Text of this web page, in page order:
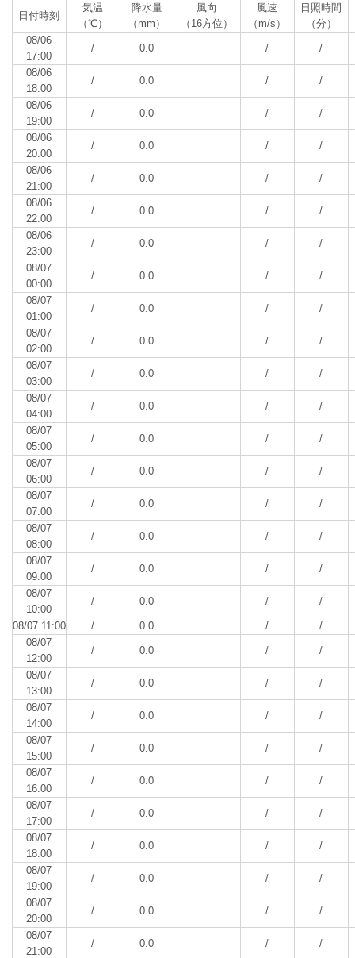
日付時刻
気温
（℃）
降水量
（mm）
風向
（16方位）
風速
（m/s）
日照時間
（分）
08/06
17:00
/ 0.0 / /
08/06
18:00
/ 0.0 / /
08/06
19:00
/ 0.0 / /
08/06
20:00
/ 0.0 / /
08/06
21:00
/ 0.0 / /
08/06
22:00
/ 0.0 / /
08/06
23:00
/ 0.0 / /
08/07
00:00
/ 0.0 / /
08/07
01:00
/ 0.0 / /
08/07
02:00
/ 0.0 / /
08/07
03:00
/ 0.0 / /
08/07
04:00
/ 0.0 / /
08/07
05:00
/ 0.0 / /
08/07
06:00
/ 0.0 / /
08/07
07:00
/ 0.0 / /
08/07
08:00
/ 0.0 / /
08/07
09:00
/ 0.0 / /
08/07
10:00
/ 0.0 / /
08/07 11:00 / 0.0 /
/
08/07
12:00
/ 0.0 / /
08/07
13:00
/ 0.0 / /
08/07
14:00
/ 0.0 / /
08/07
15:00
/ 0.0 / /
08/07
16:00
/ 0.0 / /
08/07
17:00
/ 0.0 / /
08/07
18:00
/ 0.0 / /
08/07
19:00
/ 0.0 / /
08/07
20:00
/ 0.0 / /
08/07
21:00
/ 0.0 / /